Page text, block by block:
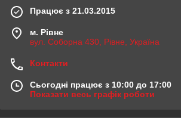
Працює з 21.03.2015
м. Рівне
вул. Соборна 430, Рівне, Україна
Контакти
Сьогодні працює з 10:00 до 17:00
Показати весь графік роботи